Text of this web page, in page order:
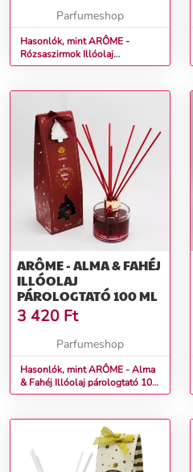
Parfumeshop
Hasonlók, mint ARÔME -
Rózsaszirmok Illóolaj
párologtató 30 ml
ARÔME - ALMA & FAHÉJ
ILLÓOLAJ
PÁROLOGTATÓ 100 ML
3 420 Ft
Parfumeshop
Hasonlók, mint ARÔME - Alma
& Fahéj Illóolaj párologtató 100
ml